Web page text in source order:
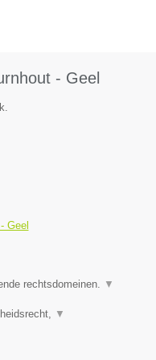
- Geel
Geel
rechtsdomeinen. ▼
▼